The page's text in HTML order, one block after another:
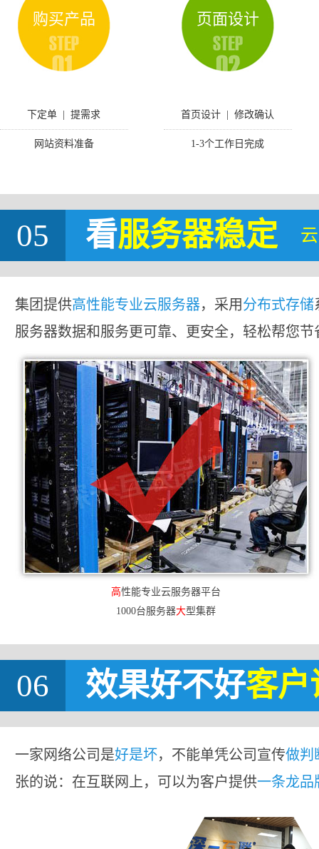
购买产品
下定单 | 提需求
网站资料准备
页面设计
首页设计 | 修改确认
1-3个工作日完成
05 看服务器稳定
集团提供高性能专业云服务器，采用分布式存储
服务器数据和服务更可靠、更安全，轻松帮您节
高性能专业云服务器平台
1000台服务器大型集群
06 效果好不好客户
一家网络公司是好是坏，不能单凭公司宣传做判
张的说：在互联网上，可以为客户提供一条龙品